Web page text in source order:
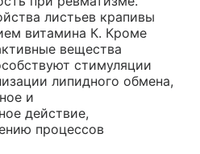
листьев крапивы
витамина К. Кроме
вещества
стимуляции
липидного обмена,
и
действие,
процессов